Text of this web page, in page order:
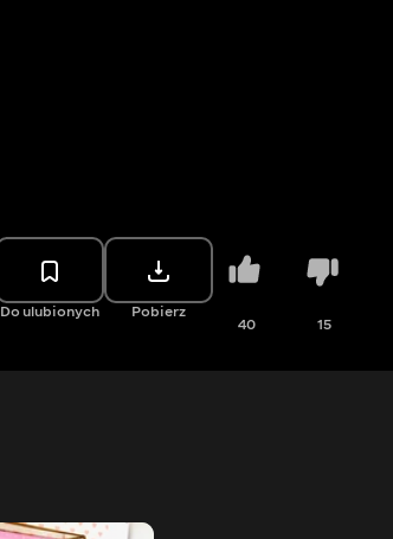
Do ulubionych Pobierz
40 15